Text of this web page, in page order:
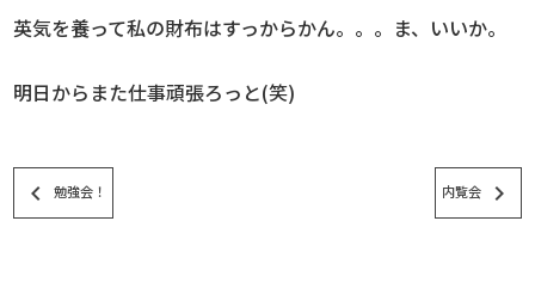
英気を養って私の財布はすっからかん。。。ま、いいか。
明日からまた仕事頑張ろっと(笑)
keyboard_arrow_left 勉強会！ 内覧会 keyboard_arrow_right